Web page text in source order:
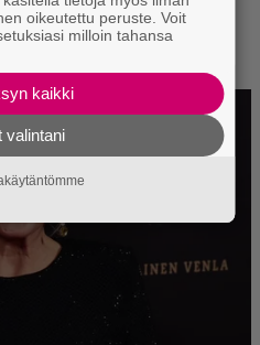
oikeutettu peruste. Voit
milloin tahansa
kaikki
valintani